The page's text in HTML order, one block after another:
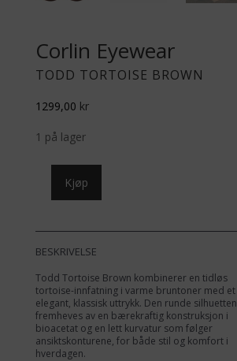
Corlin Eyewear
TODD TORTOISE BROWN
1299,00 kr
1 på lager
Tortoise
antall
Kjøp
BESKRIVELSE
Todd Tortoise Brown kombinerer en tidløs
tortoise-innfatning i varme bruntoner med et
elegant, klassisk uttrykk. Den runde silhuetten
fremheves av en bærekraftig konstruksjon i
bioacetat og en lett kurvatur som følger
ansiktskonturene, for både stil og komfort i
hverdagen.